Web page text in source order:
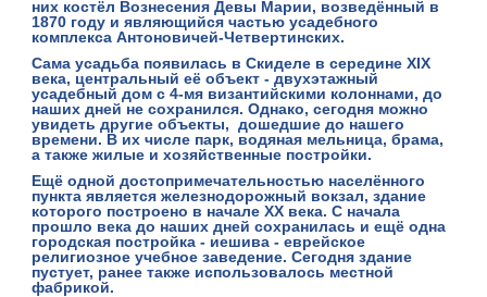
них костёл Вознесения Девы Марии, возведённый в
1870 году и являющийся частью усадебного
комплекса Антоновичей-Четвертинских.
Сама усадьба появилась в Скиделе в середине XIX
века, центральный её объект - двухэтажный
усадебный дом с 4-мя византийскими колоннами, до
наших дней не сохранился. Однако, сегодня можно
увидеть другие объекты, дошедшие до нашего
времени. В их числе парк, водяная мельница, брама,
а также жилые и хозяйственные постройки.
Ещё одной достопримечательностью населённого
пункта является железнодорожный вокзал, здание
которого построено в начале ХХ века. С начала
прошло века до наших дней сохранилась и ещё одна
городская постройка - иешива - еврейское
религиозное учебное заведение. Сегодня здание
пустует, ранее также использовалось местной
фабрикой.